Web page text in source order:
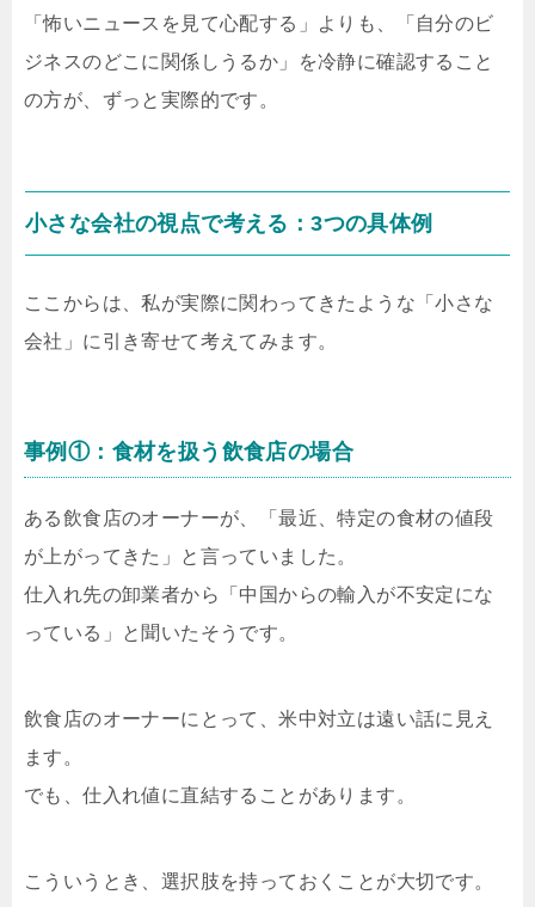
「怖いニュースを見て心配する」よりも、「自分のビ
ジネスのどこに関係しうるか」を冷静に確認すること
の方が、ずっと実際的です。
小さな会社の視点で考える：3つの具体例
ここからは、私が実際に関わってきたような「小さな
会社」に引き寄せて考えてみます。
事例①：食材を扱う飲食店の場合
ある飲食店のオーナーが、「最近、特定の食材の値段
が上がってきた」と言っていました。
仕入れ先の卸業者から「中国からの輸入が不安定にな
っている」と聞いたそうです。
飲食店のオーナーにとって、米中対立は遠い話に見え
ます。
でも、仕入れ値に直結することがあります。
こういうとき、選択肢を持っておくことが大切です。